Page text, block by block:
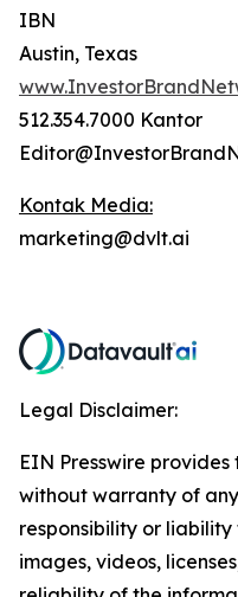
IBN
Austin, Texas
512.354.7000 Kantor
Kontak Media:
marketing@dvlt.ai
Legal Disclaimer:
EIN Presswire provides
without warranty of
responsibility or
images, videos,